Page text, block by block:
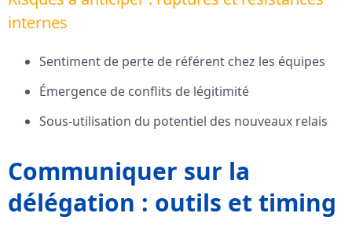
internes
Sentiment de perte de référent chez les équipes
Émergence de conflits de légitimité
Sous-utilisation du potentiel des nouveaux relais
Communiquer sur la
délégation : outils et timing